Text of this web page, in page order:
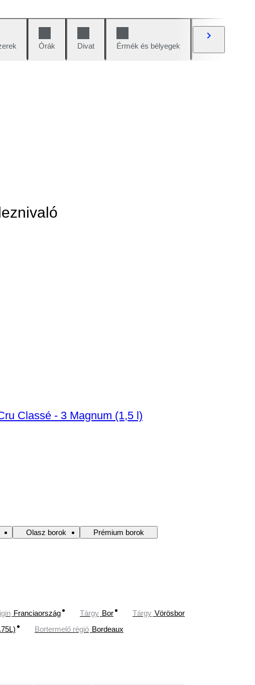
Órák Divat Érmék és bélyegek
Classé - 3 Magnum (1,5 l)
Olasz borok
Prémium borok
Franciaország Tárgy Bor Tárgy Vörösbor
Bortermelő régió Bordeaux